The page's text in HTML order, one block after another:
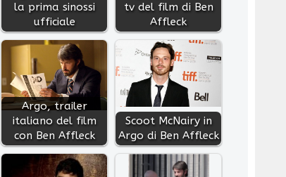
la prima sinossi
ufficiale
tv del film di Ben
Affleck
Argo, trailer
italiano del film
con Ben Affleck
Scoot McNairy in
Argo di Ben Affleck